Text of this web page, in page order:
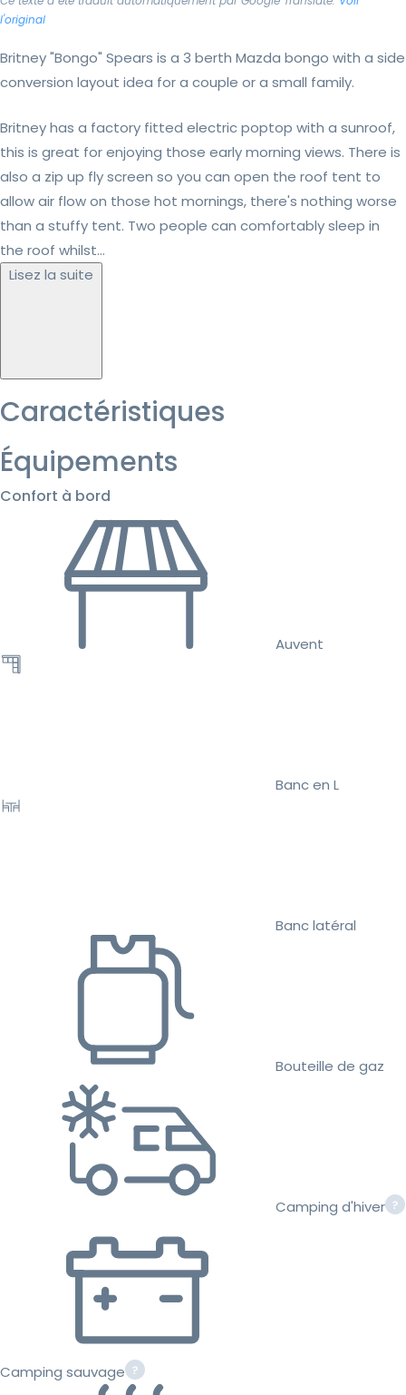
l'original
Britney "Bongo" Spears is a 3 berth Mazda bongo with a side
conversion layout idea for a couple or a small family.
Britney has a factory fitted electric poptop with a sunroof,
this is great for enjoying those early morning views. There is
also a zip up fly screen so you can open the roof tent to
allow air flow on those hot mornings, there's nothing worse
than a stuffy tent. Two people can comfortably sleep in
the roof whilst...
Lisez la suite
Caractéristiques
Équipements
Confort à bord
Auvent
Banc en L
Banc latéral
Bouteille de gaz
Camping d'hiver
Camping sauvage